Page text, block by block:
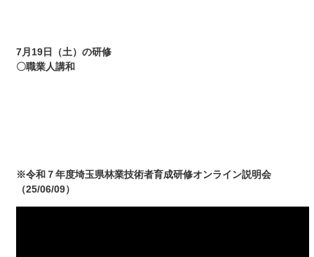
7月19日（土）の研修
〇職業人講和
※令和７年度埼玉県林業技術者育成研修オンライン説明会
（25/06/09）